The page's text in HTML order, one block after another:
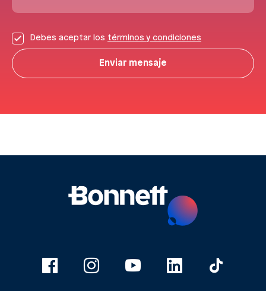
Debes aceptar los términos y condiciones
Enviar mensaje